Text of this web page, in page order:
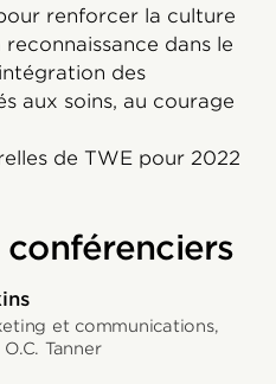
renforcer la culture
dans le
des
aux soins, au courage
de TWE pour 2022
et communications,
Tanner